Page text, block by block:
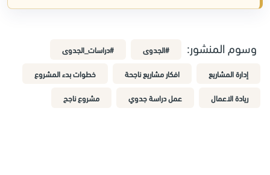
وسوم المنشور: #الجدوى
#دراسات_الجدوى
إدارة المشاريع
افكار مشاريع ناجحة
خطوات بدء المشروع
ريادة الاعمال
عمل دراسة جدوي مشروع ناجح